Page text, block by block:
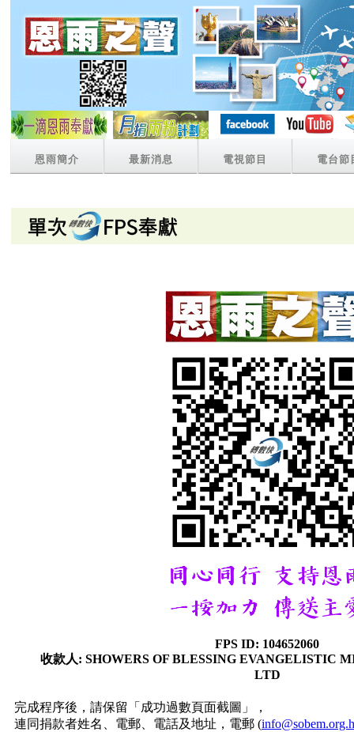
恩雨簡介 最新消息 電視節目 電台節
FPS ID: 104652060
收款人: SHOWERS OF BLESSING EVANGELISTIC
LTD
完成程序後，請保留「成功過數頁面截圖」，
連同捐款者姓名、電郵、電話及地址，電郵 (